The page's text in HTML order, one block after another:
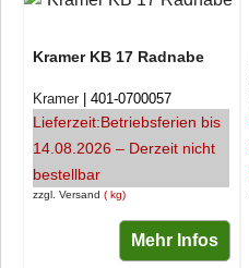
Kramer KB 17 Radnabe
zzgl. Versand kg
Kramer 401-0700057
Lieferzeit:Betriebsferien bis
14.08.2026 – Derzeit nicht
bestellbar
Mehr Infos